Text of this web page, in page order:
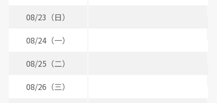
08/23（日）
08/24（一）
08/25（二）
08/26（三）